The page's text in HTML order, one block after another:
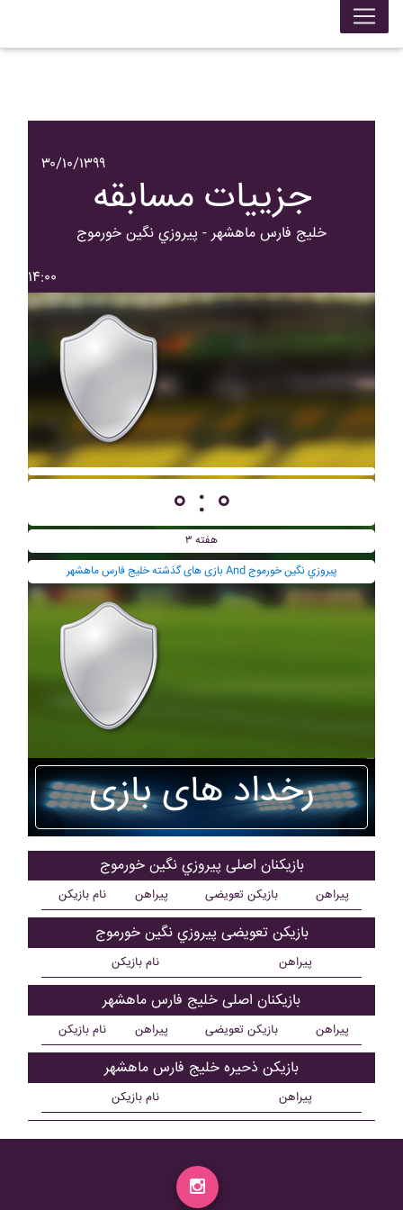
۳۰/۱۰/۱۳۹۹
جزییات مسابقه
خليج فارس ماهشهر - پيروزي نگين خورموج
۱۴:۰۰
۰ : ۰
هفته ۳
بازی های گذشته خليج فارس ماهشهر And پيروزي نگين خورموج
رخداد های بازی
بازیکنان اصلی پيروزي نگين خورموج
نام بازیکن پیراهن بازیکن تعویضی پیراهن
بازیکن تعویضی پيروزي نگين خورموج
نام بازیکن پیراهن
بازیکنان اصلی خليج فارس ماهشهر
نام بازیکن پیراهن بازیکن تعویضی پیراهن
بازیکن ذحیره خليج فارس ماهشهر
نام بازیکن پیراهن